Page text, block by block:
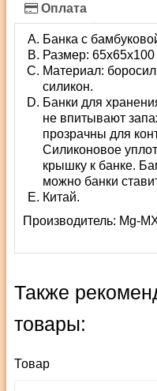
Оплата
Банка с
Размер:
Материал:
силикон.
Банки для
не впитывают
прозрачны для
Силиконовое
крышку к банке.
можно банки
Китай.
Производитель: Mg-
Также
товары:
Товар